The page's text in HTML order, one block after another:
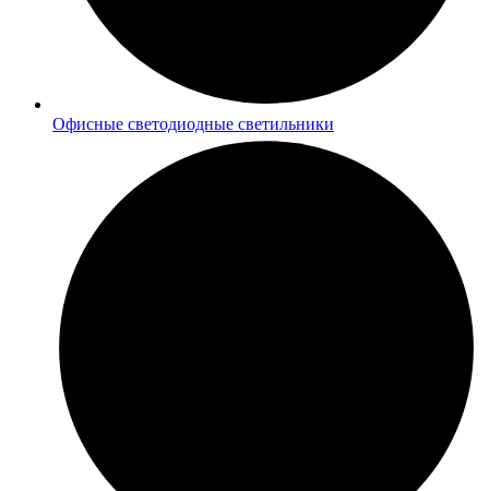
Офисные светодиодные светильники